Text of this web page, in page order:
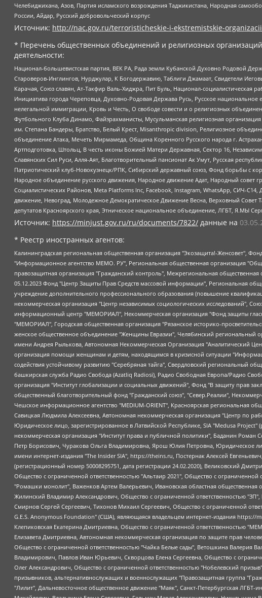
Челебиджихана, Азов, Партия исламского возрождения Таджикистана, Народная
России, Айдар, Русский добровольческий корпус
Источник: http://nac.gov.ru/terroristicheskie-i-ekstremistskie-
* Перечень общественных объединений и религиозных
деятельности:
Национал-большевистская партия, ВЕК РА, Рада земли Кубанской Духовно Родовой
Староверов-Инглингов, Нурджулар, К Богодержавию, Таблиги Джамаат, Свидетели
Карачая, Союз славян, Ат-Такфир Валь-Хиджра, Пит Буль, Национал-социалистическая
Инициатива города Череповца, Духовно-Родовая Держава Русь, Русское
нелегальной иммиграции, Кровь и Честь, О свободе совести и о религиозных
Футбольного Клуба Динамо, Файзрахманисты, Мусульманская религиозная
им. Степана Бандеры, Братство, Белый Крест, Misanthropic division, Религиозное
объединение Атака, Мечеть Мирмамеда, Община Коренного Русского народа г.
Артподготовка, Штольц, В честь иконы Божией Матери Державная, Сектор 16,
Славянских Сил Руси, Алля-Аят, Благотворительный пансионат Ак Умут, Русская
Патриотический клуб-Новокузнецк/РПК, Сибирский державный союз, Фонд борьбы с
Народное объединение русского движения, Народное движение Адат, Народный совет
Социалистических Районов, Meta Platforms Inc, Facebook, Instagram, WhatsApp, СИЧ-
движение, Невоград, Молодежное Демократическое Движение Весна, Верховный Совет
депутатов Красноярского края, Этническое национальное объединение, ЛГБТ, Я.МЫ
Источник: https://minjust.gov.ru/ru/documents/7822/ данные на
* Реестр иностранных агентов:
Калининградская региональная общественная организация "Экозащита!-Женсовет", Фонд содействия защите прав и свобод граждан "Общественный вердикт", Фонд "Институт Развития Свободы Информации", Частное учреждение "Информационное агентство МЕМО. РУ", Региональная общественная организация "Общественная комиссия по сохранению наследия академика Сахарова", Фонд поддержки свободы прессы, Санкт-Петербургская общественная правозащитная организация "Гражданский контроль", Межрегиональная общественная организация "Информационно-просветительский центр "Мемориал", Региональный Фонд "Центр Защиты Прав Средств Массовой Информации", с 05.12.2023 Фонд "Центр Защиты Прав Средств массовой информации", Региональная общественная благотворительная организация помощи беженцам и мигрантам "Гражданское содействие", Негосударственное образовательное учреждение дополнительного профессионального образования (повышение квалификации) специалистов "АКАДЕМИЯ ПО ПРАВАМ ЧЕЛОВЕКА", Свердловская региональная общественная организация "Сутяжник", Автономная некоммерческая организация "Центр независимых социологических исследований", Союз общественных объединений "Российский исследовательский центр по правам человека", Региональное общественное учреждение научно-информационный центр "МЕМОРИАЛ", Некоммерческая организация "Фонд защиты гласности", Автономная некоммерческая организация "Институт прав человека", Городская общественная организация "Екатеринбургское общество "МЕМОРИАЛ", Городская общественная организация "Рязанское историко-просветительское и правозащитное общество "Мемориал" (Рязанский Мемориал), Челябинский региональный орган общественной самодеятельности – женское общественное объединение "Женщины Евразии", Челябинский региональный орган общественной самодеятельности "Уральская правозащитная группа", Фонд содействия защите здоровья и социальной справедливости имени Андрея Рылькова, Автономная Некоммерческая Организация "Аналитический Центр Юрия Левады", Автономная некоммерческая организация социальной поддержки населения "Проект Апрель", Региональная общественная организация помощи женщинам и детям, находящимся в кризисной ситуации "Информационно-методический центр "Анна", Фонд содействия развитию массовых коммуникаций и правовому просвещению "Так-так-Так", Фонд содействия устойчивому развитию "Серебряная тайга", Свердловский региональный общественный фонд социальных проектов "Новое время", "Idel.Реалии", Кавказ.Реалии, Крым.Реалии, Телеканал Настоящее Время, Татаро-башкирская служба Радио Свобода (Azatliq Radiosi), Радио Свободная Европа/Радио Свобода (PCE/PC), "Сибирь.Реалии", "Фактограф", Благотворительный фонд помощи осужденным и их семьям, Автономная некоммерческая организация "Институт глобализации и социальных движений", Фонд "В защиту прав заключенных", Частное учреждение "Центр поддержки и содействия развитию средств массовой информации", Пензенский региональный общественный благотворительный фонд "Гражданский союз", "Север.Реалии", Некоммерческая организация Фонд "Правовая инициатива", Общество с ограниченной ответственностью "Радио Свободная Европа/Радио Свобода", Чешское информационное агентство "MEDIUM-ORIENT", Красноярская региональная общественная организация "Мы против СПИДа", Камалягин Денис Николаевич, Маркелов Сергей Евгеньевич, Пономарев Лев Александрович, Савицкая Людмила Алексеевна, Автономная некоммерческая организация "Центр по работе с проблемой насилия "НАСИЛИЮ.НЕТ", Межрегиональный профессиональный союз работников здравоохранения "Альянс врачей", Юридическое лицо, зарегистрированное в Латвийской Республике, SIA "Medusa Project" (регистрационный номер 40103797863, дата регистрации 10.06.2014), Некоммерческая организация "Фонд по борьбе с коррупцией", Автономная некоммерческая организация "Институт